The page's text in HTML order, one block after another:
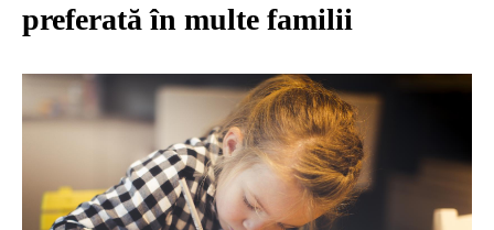
preferată în multe familii